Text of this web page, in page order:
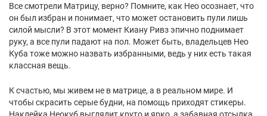
Все смотрели Матрицу, верно? Помните, как Нео осознает, что
он был избран и понимает, что может остановить пули лишь
силой мысли? В этот момент Киану Ривз эпично поднимает
руку, а все пули падают на пол. Может быть, владельцев Нео
Куба тоже можно назвать избранными, ведь у них есть такая
классная вещь.
К счастью, мы живем не в матрице, а в реальном мире. И
чтобы скрасить серые будни, на помощь приходят стикеры.
Наклейка Неокуб выглядит круто и ярко, а забавная отсылка